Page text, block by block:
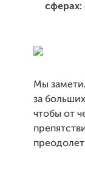
сферах:
Мы
за
чтобы от